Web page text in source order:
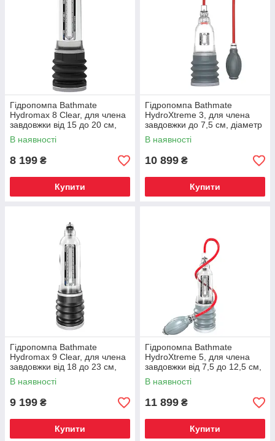
Гідропомпа Bathmate
Hydromax 8 Clear, для члена
завдовжки від 15 до 20 см,
діаметр до 5,5 см
В наявності
8 199 ₴
Купити
Гідропомпа Bathmate
HydroXtreme 3, для члена
завдовжки до 7,5 см, діаметр
до 4,5 см
В наявності
10 899 ₴
Купити
Гідропомпа Bathmate
Hydromax 9 Clear, для члена
завдовжки від 18 до 23 см,
діаметр до 5,5 см
В наявності
9 199 ₴
Купити
Гідропомпа Bathmate
HydroXtreme 5, для члена
завдовжки від 7,5 до 12,5 см,
діаметр до 4,5 см
В наявності
11 899 ₴
Купити